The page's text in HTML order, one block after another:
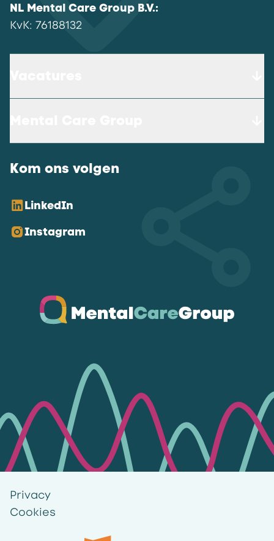
NL Mental Care Group B.V.:
KvK: 76188132
Kom ons volgen
LinkedIn
Instagram
Privacy
Cookies